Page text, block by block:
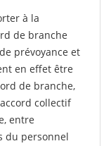
à la
de branche
prévoyance et
en effet être
de branche,
collectif
entre
du personnel